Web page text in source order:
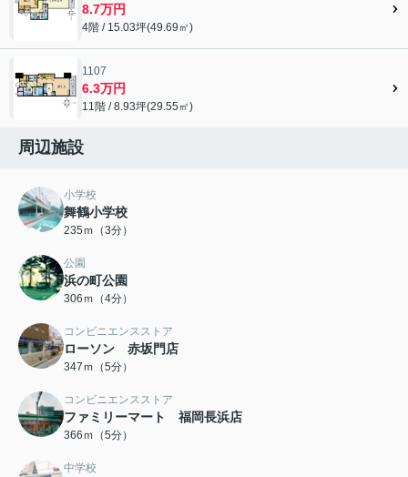
8.7万円
4階 / 15.03坪(49.69㎡)
1107
6.3万円
11階 / 8.93坪(29.55㎡)
周辺施設
小学校
舞鶴小学校
235ｍ（3分）
公園
浜の町公園
306ｍ（4分）
コンビニエンスストア
ローソン 赤坂門店
347ｍ（5分）
コンビニエンスストア
ファミリーマート 福岡長浜店
366ｍ（5分）
中学校